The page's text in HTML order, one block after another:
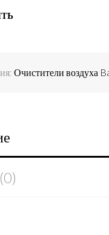
Очистители воздуха